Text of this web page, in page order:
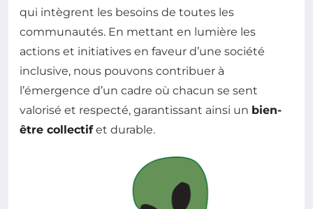
qui intègrent les besoins de toutes les
communautés. En mettant en lumière les
actions et initiatives en faveur d’une société
inclusive, nous pouvons contribuer à
l’émergence d’un cadre où chacun se sent
valorisé et respecté, garantissant ainsi un bien-
être collectifet durable.